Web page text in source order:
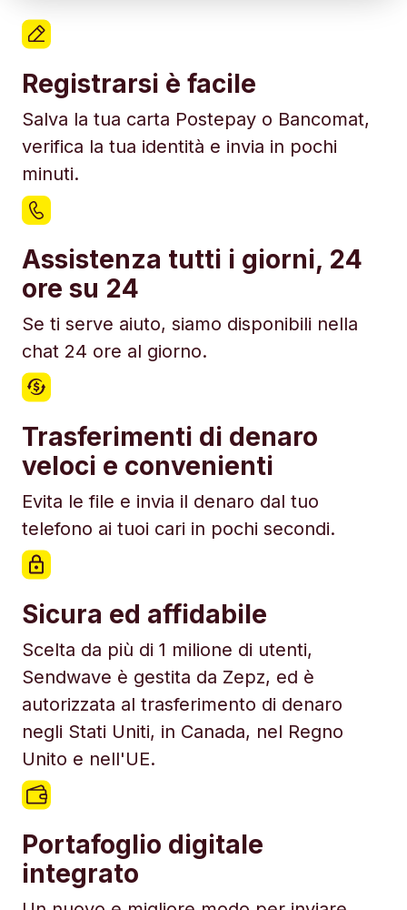
Registrarsi è facile
Salva la tua carta Postepay o Bancomat,
verifica la tua identità e invia in pochi
minuti.
Assistenza tutti i giorni, 24
ore su 24
Se ti serve aiuto, siamo disponibili nella
chat 24 ore al giorno.
Trasferimenti di denaro
veloci e convenienti
Evita le file e invia il denaro dal tuo
telefono ai tuoi cari in pochi secondi.
Sicura ed affidabile
Scelta da più di 1 milione di utenti,
Sendwave è gestita da Zepz, ed è
autorizzata al trasferimento di denaro
negli Stati Uniti, in Canada, nel Regno
Unito e nell'UE.
Portafoglio digitale
integrato